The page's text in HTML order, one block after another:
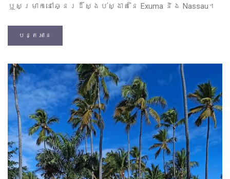
ឬសម្រាកនៅឆ្នេរដ៏ស្ងប់ស្ងាត់នៃ Exuma និង Nassau។
បន្តអាន